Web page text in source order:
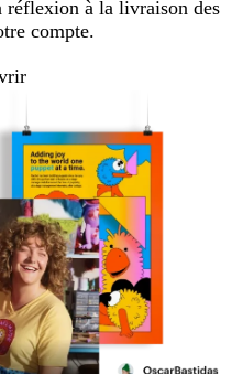
réflexion à la livraison des
compte.